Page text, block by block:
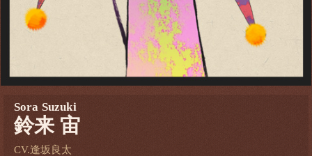
Sora Suzuki
鈴来 宙
CV.逢坂良太